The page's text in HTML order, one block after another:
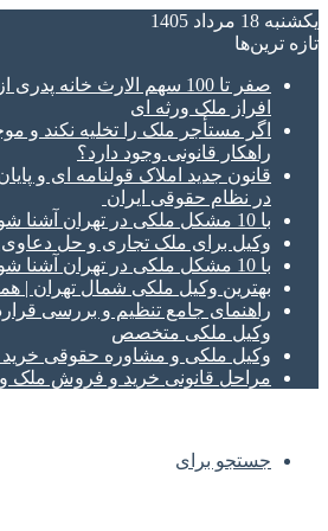
یکشنبه 18 مرداد 1405
تازه‌ ترین‌ها
صفر تا 100 سهم الارث
افراز ملک ورثه ای
اگر مستأجر ملک را تخلیه نکند و
راهکار قانونی وجود دارد؟
قانون جدید املاک قولنامه ای و
در نظام حقوقی ایران
با 10 مشکل ملکی در تهران آشنا شوید | راه حل‌ها کدامند؟
وکیل برای ملک تجاری و حل
با 10 مشکل ملکی در تهران آشنا شوید | راه حل‌ها کدامند؟
بهترین وکیل ملکی شمال تهران |
راهنمای جامع تنظیم و بررسی
وکیل ملکی متخصص
وکیل ملکی و مشاوره حقوقی
مراحل قانونی خرید و فروش ملک
جستجو برای